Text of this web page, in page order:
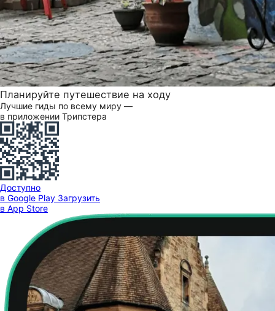
Планируйте путешествие на ходу
Лучшие гиды по всему миру —
в приложении Трипстера
Доступно
в Google Play Загрузить
в App Store